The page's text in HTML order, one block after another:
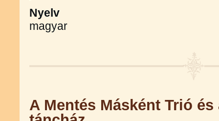
Nyelv
magyar
A Mentés Másként Trió